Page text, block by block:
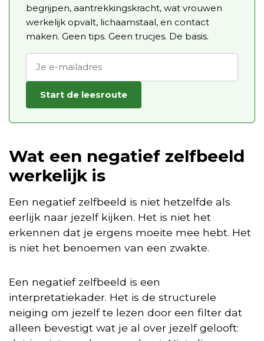
begrijpen, aantrekkingskracht, wat vrouwen
werkelijk opvalt, lichaamstaal, en contact
maken. Geen tips. Geen trucjes. De basis.
Start de leesroute
Wat een negatief zelfbeeld
werkelijk is
Een negatief zelfbeeld is niet hetzelfde als
eerlijk naar jezelf kijken. Het is niet het
erkennen dat je ergens moeite mee hebt. Het
is niet het benoemen van een zwakte.
Een negatief zelfbeeld is een
interpretatiekader. Het is de structurele
neiging om jezelf te lezen door een filter dat
alleen bevestigt wat je al over jezelf gelooft: